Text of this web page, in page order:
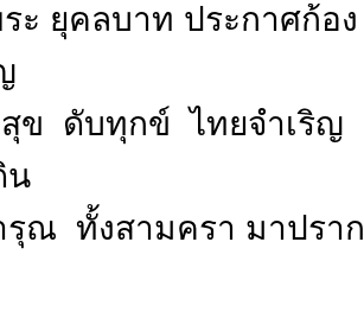
ะ ยุคลบาท ประกาศก้
สุข ดับทุกข์ ไทยจำเ
น
รุณ ทั้งสามครา มาปร